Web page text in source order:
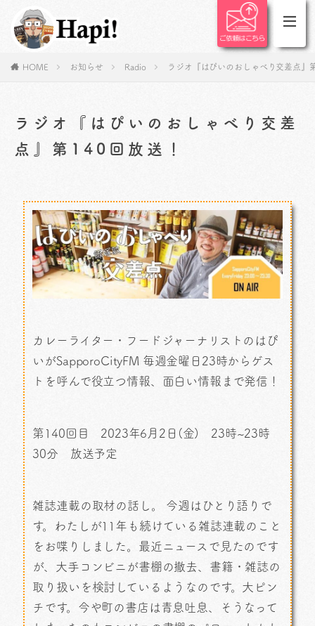
HOME お知らせ Radio ラジオ『はぴいのおしゃべり交差点』
ラジオ『はぴいのおしゃべり交差
点』第140回放送！
カレーライター・フードジャーナリストのはぴ
いがSapporoCityFM 毎週金曜日23時からゲス
トを呼んで役立つ情報、面白い情報まで発信！
第140回目 2023年6月2日(金) 23時~23時
30分 放送予定
雑誌連載の取材の話し。 今週はひとり語りで
す。わたしが11年も続けている雑誌連載のこと
をお喋りしました。最近ニュースで見たのです
が、大手コンビニが書棚の撤去、書籍・雑誌の
取り扱いを検討しているようなのです。大ピン
チです。今や町の書店は青息吐息、そうなって